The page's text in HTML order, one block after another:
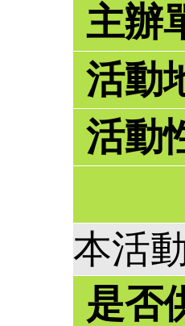
主辦
活動
活動
本活
是否